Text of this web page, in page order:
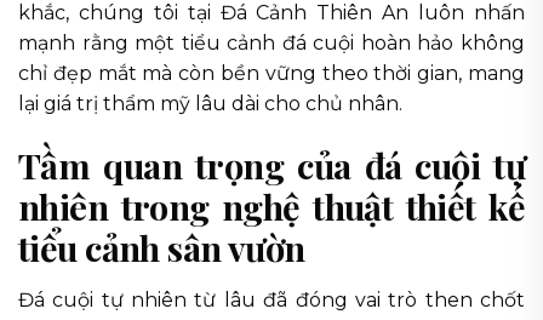
khắc, chúng tôi tại Đá Cảnh Thiên An luôn nhấn
mạnh rằng một tiểu cảnh đá cuội hoàn hảo không
chỉ đẹp mắt mà còn bền vững theo thời gian, mang
lại giá trị thẩm mỹ lâu dài cho chủ nhân.
Tầm quan trọng của đá cuội tự
nhiên trong nghệ thuật thiết kế
tiểu cảnh sân vườn
Đá cuội tự nhiên từ lâu đã đóng vai trò then chốt